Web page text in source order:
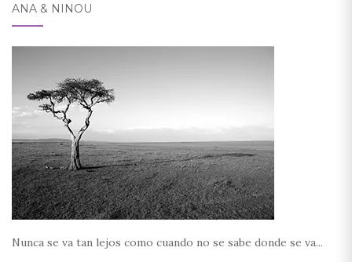
ANA & NINOU
Nunca se va tan lejos como cuando no se sabe donde se va...